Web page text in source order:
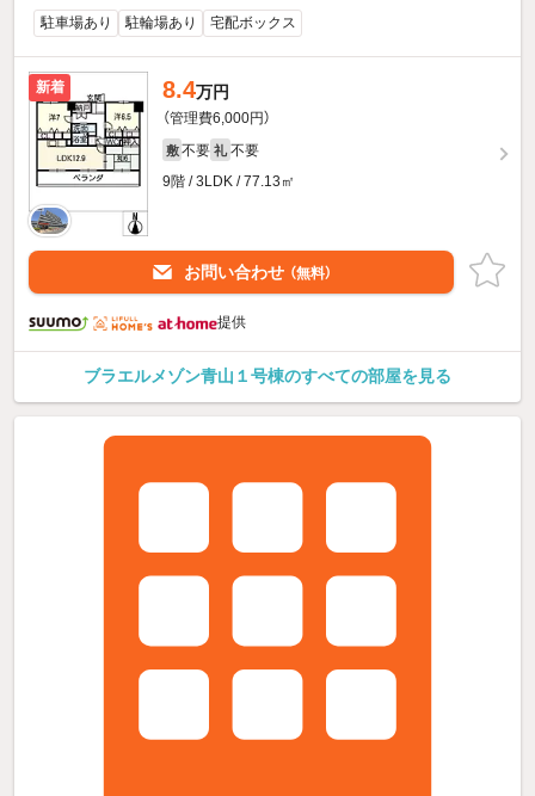
駐車場あり
駐輪場あり 宅配ボックス
新着 8.4万円
（管理費6,000円）
敷 不要 礼 不要
9階 / 3LDK / 77.13㎡
お問い合わせ （無料）
提供
ブラエルメゾン青山１号棟のすべての部屋を見る